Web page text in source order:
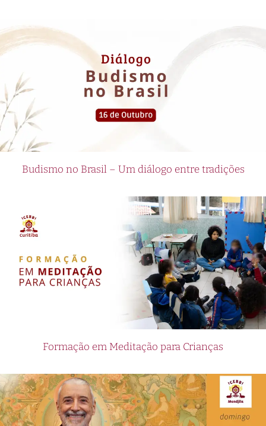
Budismo no Brasil – Um diálogo entre tradições
Formação em Meditação para Crianças